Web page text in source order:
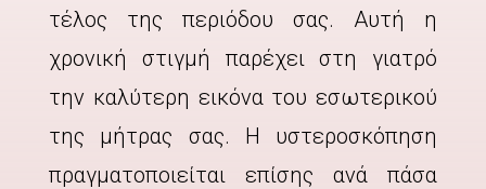
τέλος της περιόδου σας. Αυτή η
χρονική στιγμή παρέχει στη γιατρό
την καλύτερη εικόνα του εσωτερικού
της μήτρας σας. Η υστεροσκόπηση
πραγματοποιείται επίσης ανά πάσα